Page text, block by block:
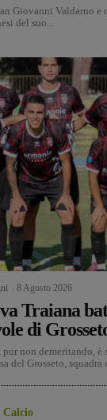
Giovanni Valdarno e
del suo...
8 Agosto 2026
Traiana
di
non demeritando, è
del Grosseto, squadra
Calcio